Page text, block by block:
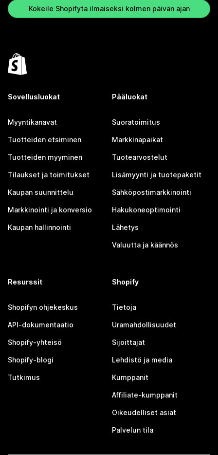
Kokeile Shopifyta ilmaiseksi kolmen päivän ajan
Sovellusluokat
Myyntikanavat
Tuotteiden etsiminen
Tuotteiden myyminen
Tilaukset ja toimitukset
Kaupan suunnittelu
Markkinointi ja konversio
Kaupan hallinnointi
Pääluokat
Suoratoimitus
Markkinapaikat
Tuotearvostelut
Lisämyynti ja tuotepaketit
Sähköpostimarkkinointi
Hakukoneoptimointi
Lähetys
Valuutta ja käännös
Resurssit
Shopifyn ohjekeskus
API-dokumentaatio
Shopify-yhteisö
Shopify-blogi
Tutkimus
Shopify
Tietoja
Uramahdollisuudet
Sijoittajat
Lehdistö ja media
Kumppanit
Affiliate-kumppanit
Oikeudelliset asiat
Palvelun tila